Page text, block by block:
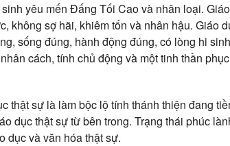
yêu mến Đấng Tối Cao và nhân loại.
không sợ hãi, khiêm tốn và nhân hậu. Giáo
sống đúng, hành động đúng, có lòng hi
cách, tính chủ động và một tinh thần
thật sự là làm bộc lộ tính thánh thiện đang
dục thật sự từ bên trong. Trạng thái phúc
dục và văn hóa thật sự.